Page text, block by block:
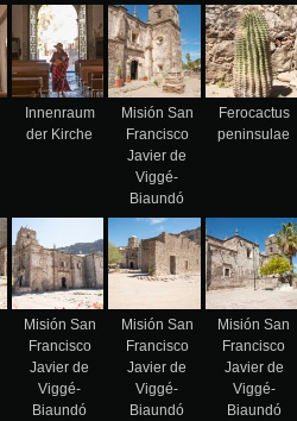
Innenraum
der Kirche
Misión San
Francisco
Javier de
Viggé-
Biaundó
Ferocactus
peninsulae
Misión San
Francisco
Javier de
Viggé-
Biaundó
Misión San
Francisco
Javier de
Viggé-
Biaundó
Misión San
Francisco
Javier de
Viggé-
Biaundó